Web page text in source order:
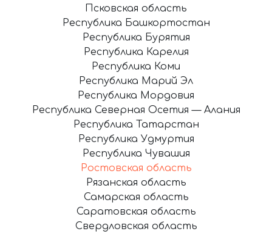
Псковская область
Республика Башкортостан
Республика Бурятия
Республика Карелия
Республика Коми
Республика Марий Эл
Республика Мордовия
Республика Северная Осетия — Алания
Республика Татарстан
Республика Удмуртия
Республика Чувашия
Ростовская область
Рязанская область
Самарская область
Саратовская область
Свердловская область